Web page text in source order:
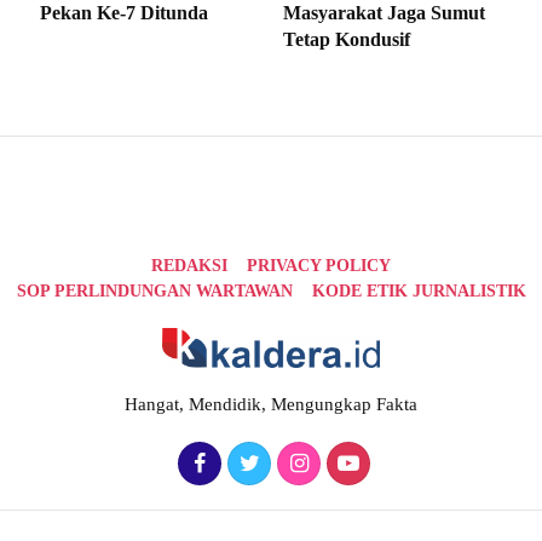
Pekan Ke-7 Ditunda
Masyarakat Jaga Sumut
Tetap Kondusif
REDAKSI
PRIVACY POLICY
SOP PERLINDUNGAN WARTAWAN
KODE ETIK JURNALISTIK
Hangat, Mendidik, Mengungkap Fakta